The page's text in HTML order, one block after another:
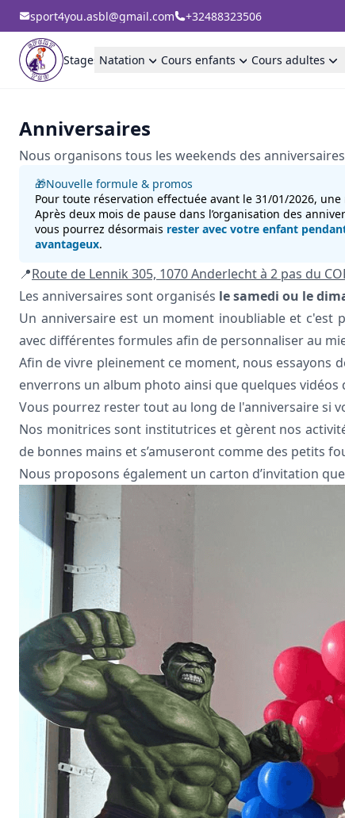
sport4you.asbl@gmail.com +32488323506
Stages Natation Cours enfants Cours adultes
Anniversaires
Nous organisons tous les weekends des
🎁Nouvelle formule & promos
Pour toute réservation effectuée avant le 31/01/2026,
Après deux mois de pause dans l’organisation des
vous pourrez désormais rester avec votre enfant
avantageux.
📍Route de Lennik 305, 1070 Anderlecht à 2 pas du
Les anniversaires sont organisés le samedi ou le
Un anniversaire est un moment inoubliable et c'est
avec différentes formules afin de personnaliser au
Afin de vivre pleinement ce moment, nous essayons
enverrons un album photo ainsi que quelques vidéos
Vous pourrez rester tout au long de l'anniversaire si
Nos monitrices sont institutrices et gèrent nos
de bonnes mains et s’amuseront comme des petits
Nous proposons également un carton d’invitation